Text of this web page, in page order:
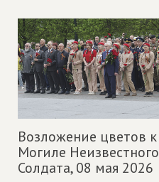
Возложение цветов к
Могиле Неизвестного
Солдата,08 мая 2026